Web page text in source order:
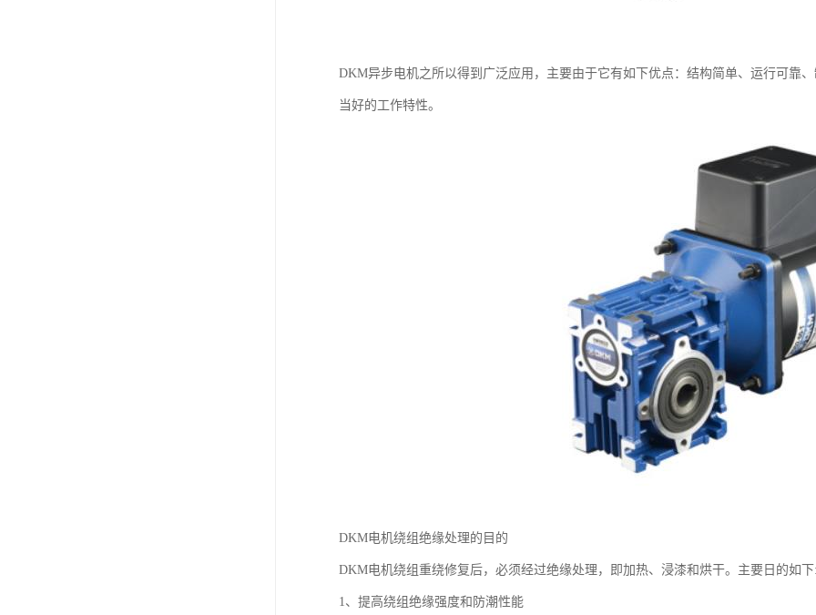
DKM异步电机之所以得到广泛应用，主要由于它有如下优点：结构简单、运行可靠
当好的工作特性。
DKM电机绕组绝缘处理的目的
DKM电机绕组重绕修复后，必须经过绝缘处理，即加热、浸漆和烘干。主要日的如
1、提高绕组绝缘强度和防潮性能